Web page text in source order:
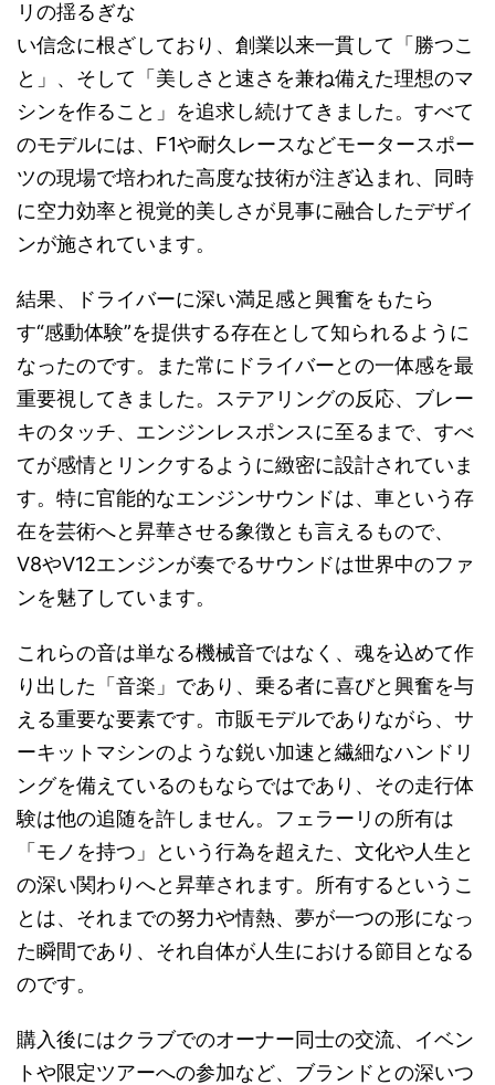
リの揺るぎな
い信念に根ざしており、創業以来一貫して「勝つこ
と」、そして「美しさと速さを兼ね備えた理想のマ
シンを作ること」を追求し続けてきました。すべて
のモデルには、F1や耐久レースなどモータースポー
ツの現場で培われた高度な技術が注ぎ込まれ、同時
に空力効率と視覚的美しさが見事に融合したデザイ
ンが施されています。
結果、ドライバーに深い満足感と興奮をもたら
す“感動体験”を提供する存在として知られるように
なったのです。また常にドライバーとの一体感を最
重要視してきました。ステアリングの反応、ブレー
キのタッチ、エンジンレスポンスに至るまで、すべ
てが感情とリンクするように緻密に設計されていま
す。特に官能的なエンジンサウンドは、車という存
在を芸術へと昇華させる象徴とも言えるもので、
V8やV12エンジンが奏でるサウンドは世界中のファ
ンを魅了しています。
これらの音は単なる機械音ではなく、魂を込めて作
り出した「音楽」であり、乗る者に喜びと興奮を与
える重要な要素です。市販モデルでありながら、サ
ーキットマシンのような鋭い加速と繊細なハンドリ
ングを備えているのもならではであり、その走行体
験は他の追随を許しません。フェラーリの所有は
「モノを持つ」という行為を超えた、文化や人生と
の深い関わりへと昇華されます。所有するというこ
とは、それまでの努力や情熱、夢が一つの形になっ
た瞬間であり、それ自体が人生における節目となる
のです。
購入後にはクラブでのオーナー同士の交流、イベン
トや限定ツアーへの参加など、ブランドとの深いつ